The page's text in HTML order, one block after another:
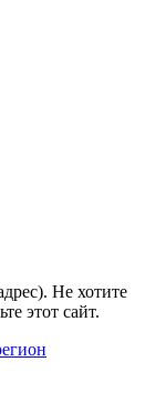
Не хотите
этот сайт.